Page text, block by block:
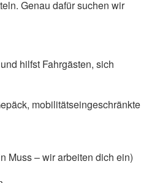
Genau dafür suchen wir
hilfst Fahrgästen, sich
mobilitätseingeschränkte
Muss – wir arbeiten dich ein)